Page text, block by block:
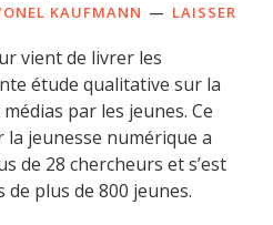
KAUFMANN
LAISSER
vient de livrer les
étude qualitative sur la
par les jeunes. Ce
jeunesse numérique a
de 28 chercheurs et s’est
plus de 800 jeunes.